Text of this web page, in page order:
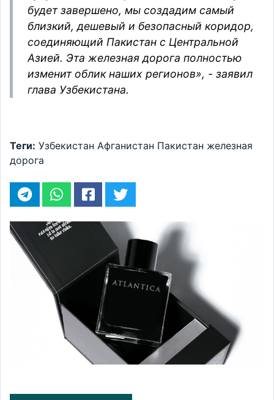
будет завершено, мы создадим самый
близкий, дешевый и безопасный коридор,
соединяющий Пакистан с Центральной
Азией. Эта железная дорога полностью
изменит облик наших регионов», - заявил
глава Узбекистана.
Теги: Узбекистан Афганистан Пакистан железная
дорога